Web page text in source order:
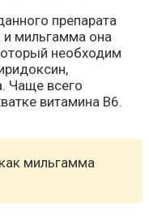
препарата
и мильгамма она
необходим
Чаще всего
витамина В6.
мильгамма